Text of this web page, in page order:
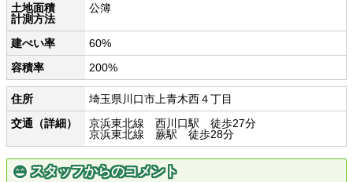
土地面積
計測方法
公簿
建ぺい率
60%
容積率
200%
住所
埼玉県川口市上青木西４丁目
交通（詳細）
京浜東北線 西川口駅 徒歩27分
京浜東北線 蕨駅 徒歩28分
スタッフからのコメント